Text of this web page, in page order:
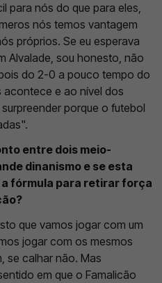
para nós do que para eles,
nós temos vantagem
próprios. Se eu esperava
Alvalade, sou honesto, não
do 2-0 a pouco tempo do
acontece e ao nível dos
porque o futebol
entre dois meio-
dinanismo e se esta
fórmula para retirar força
que vamos jogar com um
jogar com os mesmos
se calhar não. Mas
em que o Famalicão